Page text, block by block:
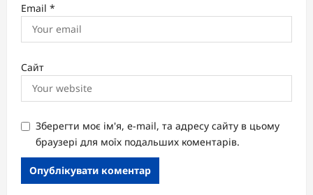
Email *
Сайт
Зберегти моє ім'я, e-mail, та адресу сайту в цьому
браузері для моїх подальших коментарів.